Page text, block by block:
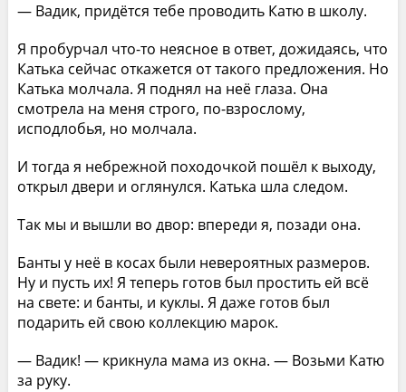
— Вадик, придётся тебе проводить Катю в школу.
Я пробурчал что-то неясное в ответ, дожидаясь, что
Катька сейчас откажется от такого предложения. Но
Катька молчала. Я поднял на неё глаза. Она
смотрела на меня строго, по-взрослому,
исподлобья, но молчала.
И тогда я небрежной походочкой пошёл к выходу,
открыл двери и оглянулся. Катька шла следом.
Так мы и вышли во двор: впереди я, позади она.
Банты у неё в косах были невероятных размеров.
Ну и пусть их! Я теперь готов был простить ей всё
на свете: и банты, и куклы. Я даже готов был
подарить ей свою коллекцию марок.
— Вадик! — крикнула мама из окна. — Возьми Катю
за руку.